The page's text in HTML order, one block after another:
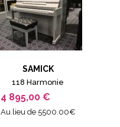
SAMICK
118 Harmonie
4 895,00 €
Au lieu de 5500.00€